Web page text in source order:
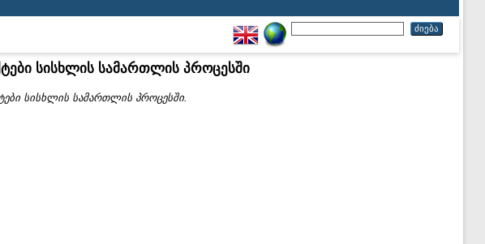
სისხლის სამართლის პროცესში
სისხლის სამართლის პროცესში.